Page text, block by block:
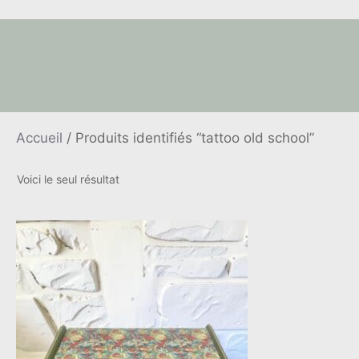
Accueil / Produits identifiés “tattoo old school”
Voici le seul résultat